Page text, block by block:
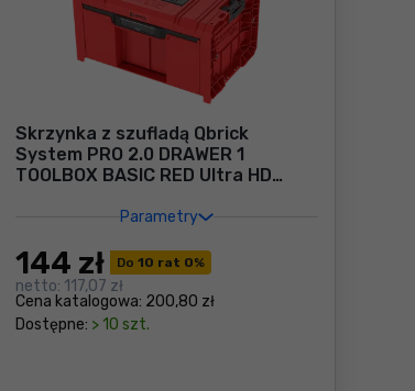
Skrzynka z szufladą Qbrick
System PRO 2.0 DRAWER 1
TOOLBOX BASIC RED Ultra HD
Parametry
Do 10 rat 0%
Cena katalogowa: 200,80 zł
144 zł
netto: 117,07 zł
Dostępne: > 10 szt.